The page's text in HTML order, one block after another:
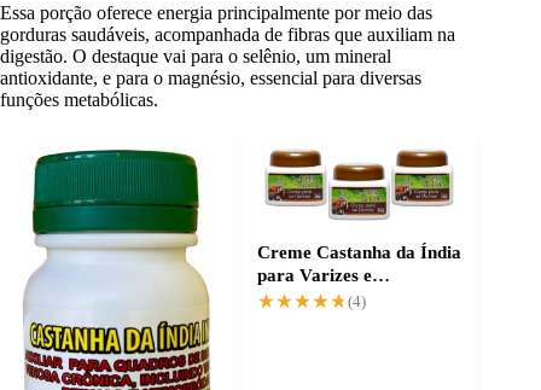
Essa porção oferece energia principalmente por meio das
gorduras saudáveis, acompanhada de fibras que auxiliam na
digestão. O destaque vai para o selênio, um mineral
antioxidante, e para o magnésio, essencial para diversas
funções metabólicas.
Creme Castanha da Índia
para Varizes e
Circulação Saudável
★★★★★
★★★★★(4)